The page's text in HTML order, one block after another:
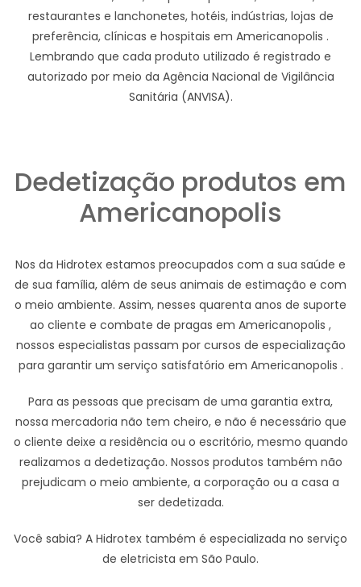
restaurantes e lanchonetes, hotéis, indústrias, lojas de
preferência, clínicas e hospitais em Americanopolis .
Lembrando que cada produto utilizado é registrado e
autorizado por meio da Agência Nacional de Vigilância
Sanitária (ANVISA).
Dedetização produtos em
Americanopolis
Nos da Hidrotex estamos preocupados com a sua saúde e
de sua família, além de seus animais de estimação e com
o meio ambiente. Assim, nesses quarenta anos de suporte
ao cliente e combate de pragas em Americanopolis ,
nossos especialistas passam por cursos de especialização
para garantir um serviço satisfatório em Americanopolis .
Para as pessoas que precisam de uma garantia extra,
nossa mercadoria não tem cheiro, e não é necessário que
o cliente deixe a residência ou o escritório, mesmo quando
realizamos a dedetização. Nossos produtos também não
prejudicam o meio ambiente, a corporação ou a casa a
ser dedetizada.
Você sabia? A Hidrotex também é especializada no serviço
de eletricista em São Paulo.